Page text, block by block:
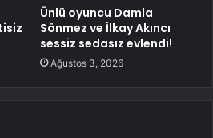
Ünlü oyuncu Damla
Sönmez ve İlkay Akıncı
sessiz sedasız evlendi!
Ağustos 3, 2026